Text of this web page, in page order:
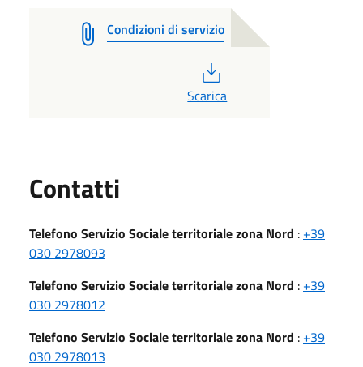
Condizioni di servizio
Scarica
Contatti
Telefono Servizio Sociale territoriale zona Nord : +39
030 2978093
Telefono Servizio Sociale territoriale zona Nord : +39
030 2978012
Telefono Servizio Sociale territoriale zona Nord : +39
030 2978013